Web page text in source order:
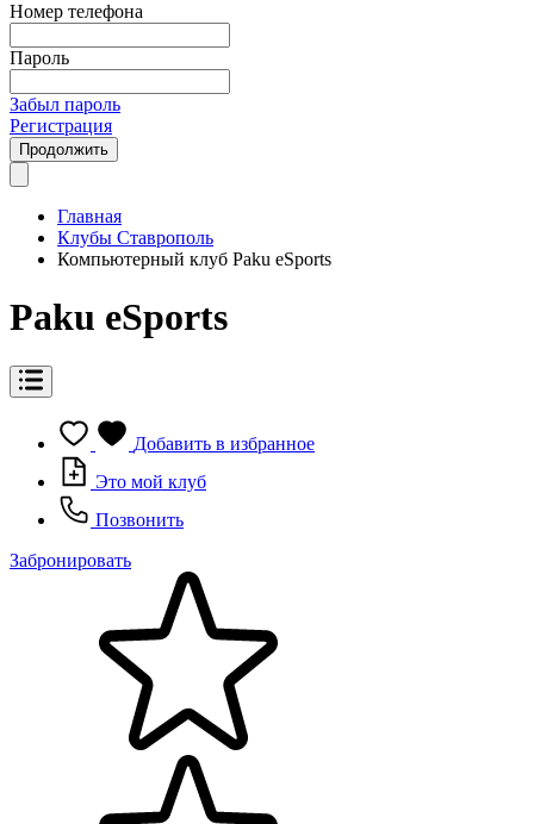
Номер телефона
Пароль
Забыл пароль
Регистрация
Продолжить
Главная
Клубы Ставрополь
Компьютерный клуб Paku eSports
Paku eSports
Добавить в избранное
Это мой клуб
Позвонить
Забронировать